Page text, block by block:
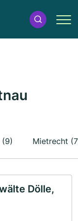
Mietrecht
Dölle,